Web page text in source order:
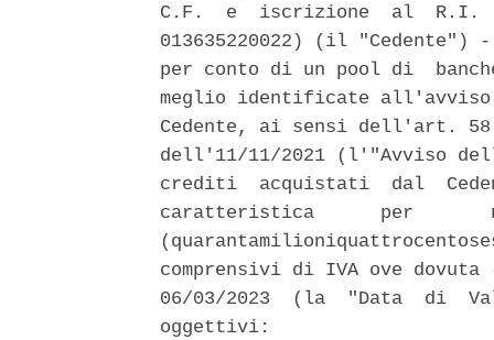
C.F.  e  iscrizione  al  R.I.
013635220022) (il
per conto di un pool di
meglio identificate
Cedente, ai sensi dell'art.
dell'11/11/2021 (l'"Avviso
crediti  acquistati  dal
caratteristica      per
comprensivi di IVA ove
06/03/2023  (la  "Data  di
oggettivi: